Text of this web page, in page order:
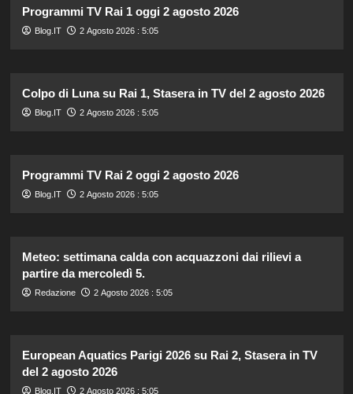
Programmi TV Rai 1 oggi 2 agosto 2026
Blog.IT 2 Agosto 2026 : 5:05
Colpo di Luna su Rai 1, Stasera in TV del 2 agosto 2026
Blog.IT 2 Agosto 2026 : 5:05
Programmi TV Rai 2 oggi 2 agosto 2026
Blog.IT 2 Agosto 2026 : 5:05
Meteo: settimana calda con acquazzoni dai rilievi a
partire da mercoledì 5.
Redazione 2 Agosto 2026 : 5:05
European Aquatics Parigi 2026 su Rai 2, Stasera in TV
del 2 agosto 2026
Blog.IT 2 Agosto 2026 : 5:05